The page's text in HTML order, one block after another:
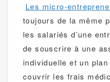
Les micro-
toujours de la même
les salariés d’une
de souscrire à une
individuelle et un
couvrir les frais